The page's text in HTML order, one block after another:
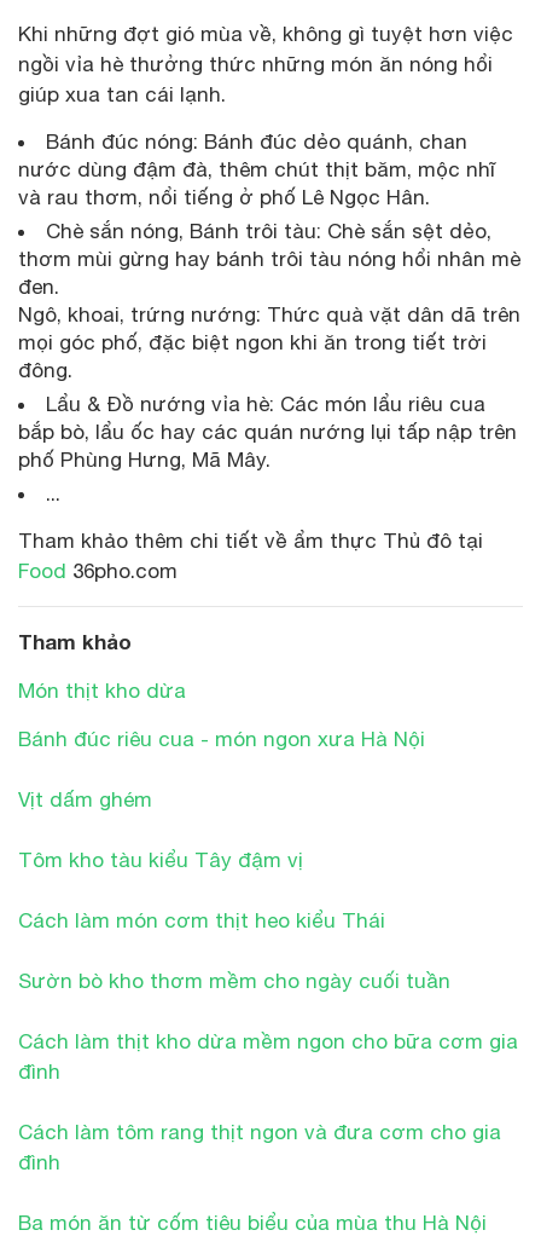
Khi những đợt gió mùa về, không gì tuyệt hơn việc
ngồi vỉa hè thưởng thức những món ăn nóng hổi
giúp xua tan cái lạnh.
Bánh đúc nóng: Bánh đúc dẻo quánh, chan
nước dùng đậm đà, thêm chút thịt băm, mộc nhĩ
và rau thơm, nổi tiếng ở phố Lê Ngọc Hân.
Chè sắn nóng, Bánh trôi tàu: Chè sắn sệt dẻo,
thơm mùi gừng hay bánh trôi tàu nóng hổi nhân mè
đen.
Ngô, khoai, trứng nướng: Thức quà vặt dân dã trên
mọi góc phố, đặc biệt ngon khi ăn trong tiết trời
đông.
Lẩu & Đồ nướng vỉa hè: Các món lẩu riêu cua
bắp bò, lẩu ốc hay các quán nướng lụi tấp nập trên
phố Phùng Hưng, Mã Mây.
...
Tham khảo thêm chi tiết về ẩm thực Thủ đô tại
Food 36pho.com
Tham khảo
Món thịt kho dừa
Bánh đúc riêu cua - món ngon xưa Hà Nội
Vịt dấm ghém
Tôm kho tàu kiểu Tây đậm vị
Cách làm món cơm thịt heo kiểu Thái
Sườn bò kho thơm mềm cho ngày cuối tuần
Cách làm thịt kho dừa mềm ngon cho bữa cơm gia
đình
Cách làm tôm rang thịt ngon và đưa cơm cho gia
đình
Ba món ăn từ cốm tiêu biểu của mùa thu Hà Nội